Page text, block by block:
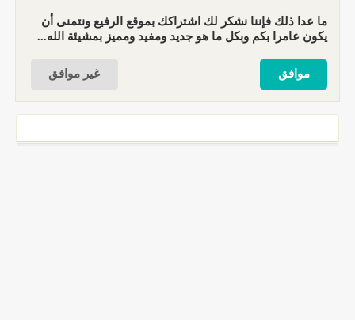
ما عدا ذلك فإننا نشكر لك اشتراكك بموقع الرفيع ونتمنى أن
يكون عامرا بكم وبكل ما هو جديد ومفيد ومميز بمشيئة الله...